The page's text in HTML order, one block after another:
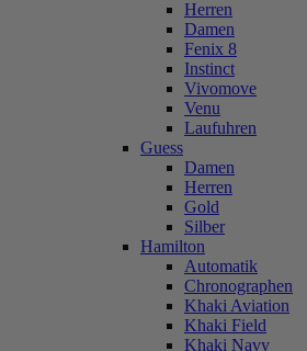
Herren
Damen
Fenix 8
Instinct
Vivomove
Venu
Laufuhren
Guess
Damen
Herren
Gold
Silber
Hamilton
Automatik
Chronographen
Khaki Aviation
Khaki Field
Khaki Navy